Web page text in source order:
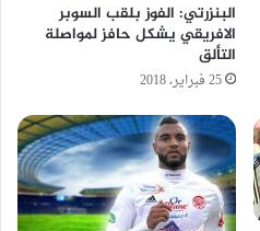
البنزرتي: الفوز بلقب السوبر
الافريقي يشكل حافز لمواصلة
التألق
25 فبراير، 2018